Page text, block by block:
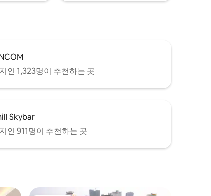
인 1,323명이 추천하는 곳
Skybar
인 911명이 추천하는 곳